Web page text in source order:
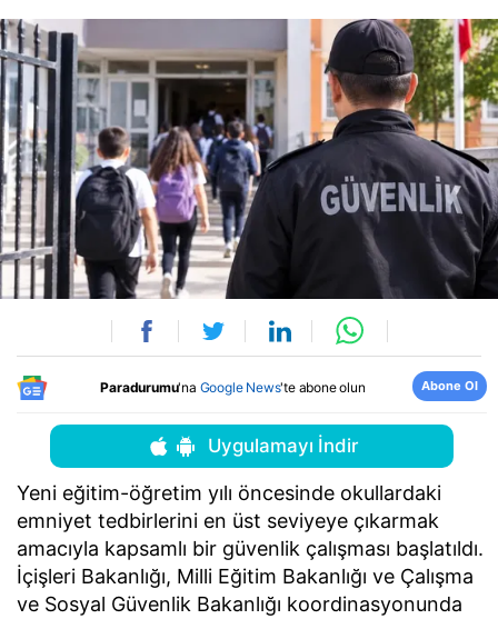
Paradurumu'na Google News'te abone olun Abone Ol
Uygulamayı İndir
Yeni eğitim-öğretim yılı öncesinde okullardaki
emniyet tedbirlerini en üst seviyeye çıkarmak
amacıyla kapsamlı bir güvenlik çalışması başlatıldı.
İçişleri Bakanlığı, Milli Eğitim Bakanlığı ve Çalışma
ve Sosyal Güvenlik Bakanlığı koordinasyonunda